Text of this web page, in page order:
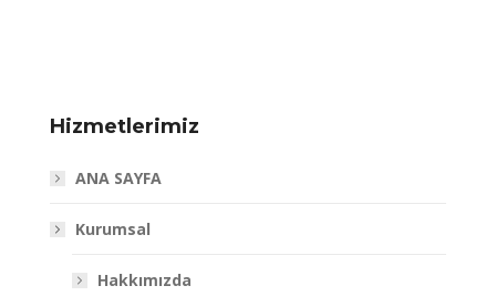
Hizmetlerimiz
ANA SAYFA
Kurumsal
Hakkımızda